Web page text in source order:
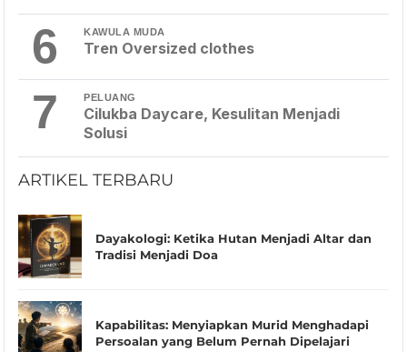
6 KAWULA MUDA
Tren Oversized clothes
7 PELUANG
Cilukba Daycare, Kesulitan Menjadi
Solusi
ARTIKEL TERBARU
Dayakologi: Ketika Hutan Menjadi Altar dan
Tradisi Menjadi Doa
Kapabilitas: Menyiapkan Murid Menghadapi
Persoalan yang Belum Pernah Dipelajari